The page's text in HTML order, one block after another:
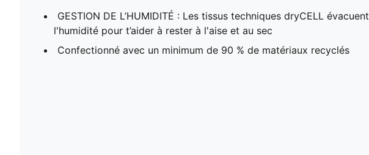
GESTION DE L’HUMIDITÉ : Les tissus techniques dryCELL évacuent
l'humidité pour t’aider à rester à l'aise et au sec
Confectionné avec un minimum de 90 % de matériaux recyclés